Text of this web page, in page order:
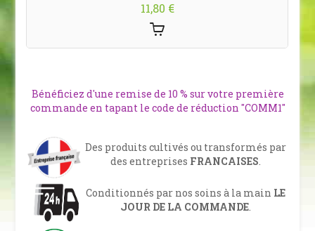
11,80 €
Bénéficiez d'une remise de 10 % sur votre première
commande en tapant le code de réduction "COMM1"
Des produits cultivés ou transformés par
des entreprises FRANCAISES.
Conditionnés par nos soins à la main LE
JOUR DE LA COMMANDE.